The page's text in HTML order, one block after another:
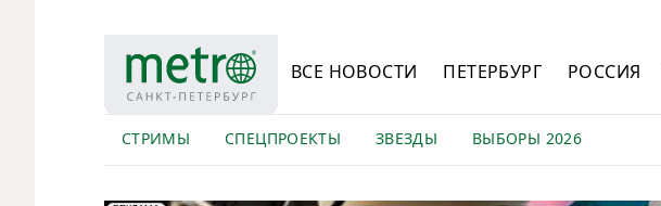
ВСЕ НОВОСТИ ПЕТЕРБУРГ РОССИЯ
СТРИМЫ СПЕЦПРОЕКТЫ ЗВЕЗДЫ ВЫБОРЫ 2026